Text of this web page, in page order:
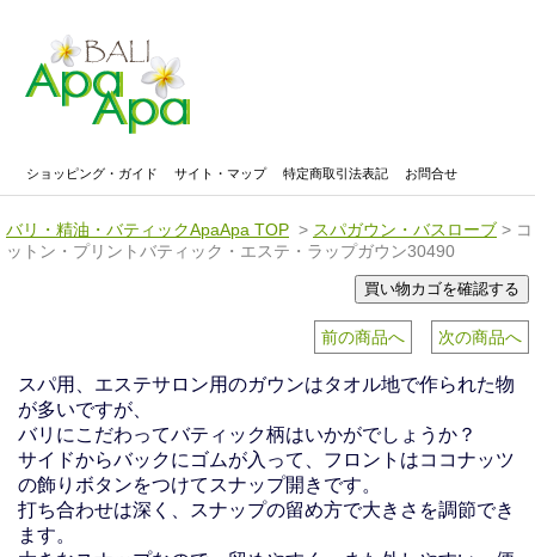
ショッピング・ガイド サイト・マップ 特定商取引法表記 お問合せ
バリ・精油・バティックApaApa TOP > スパガウン・バスローブ > コ
ットン・プリントバティック・エステ・ラップガウン30490
前の商品へ 次の商品へ
スパ用、エステサロン用のガウンはタオル地で作られた物
が多いですが、
バリにこだわってバティック柄はいかがでしょうか？
サイドからバックにゴムが入って、フロントはココナッツ
の飾りボタンをつけてスナップ開きです。
打ち合わせは深く、スナップの留め方で大きさを調節でき
ます。